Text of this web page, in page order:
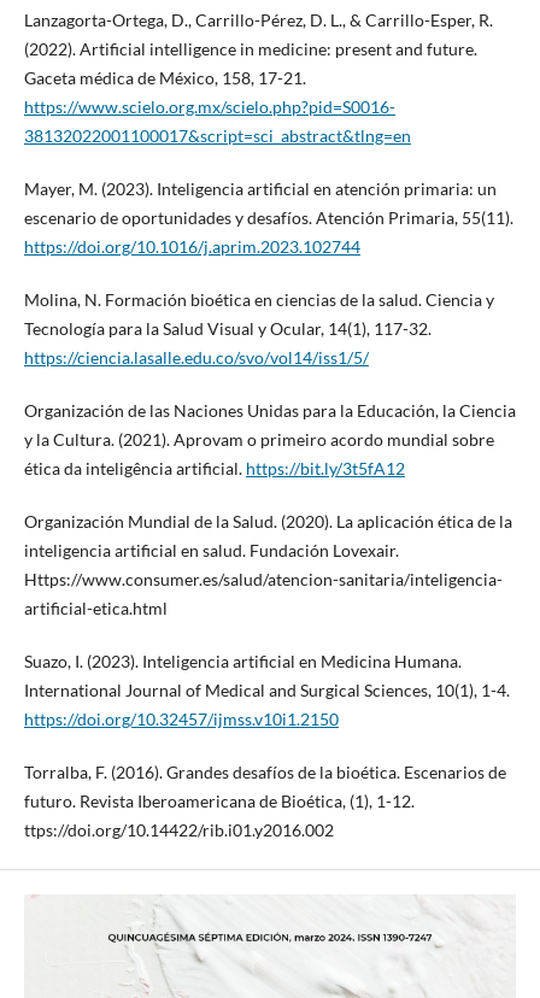
Lanzagorta-Ortega, D., Carrillo-Pérez, D. L., & Carrillo-Esper, R.
(2022). Artificial intelligence in medicine: present and future.
Gaceta médica de México, 158, 17-21.
https://www.scielo.org.mx/scielo.php?pid=S0016-
38132022001100017&script=sci_abstract&tlng=en
Mayer, M. (2023). Inteligencia artificial en atención primaria: un
escenario de oportunidades y desafíos. Atención Primaria, 55(11).
https://doi.org/10.1016/j.aprim.2023.102744
Molina, N. Formación bioética en ciencias de la salud. Ciencia y
Tecnología para la Salud Visual y Ocular, 14(1), 117-32.
https://ciencia.lasalle.edu.co/svo/vol14/iss1/5/
Organización de las Naciones Unidas para la Educación, la Ciencia
y la Cultura. (2021). Aprovam o primeiro acordo mundial sobre
ética da inteligência artificial. https://bit.ly/3t5fA12
Organización Mundial de la Salud. (2020). La aplicación ética de la
inteligencia artificial en salud. Fundación Lovexair.
Https://www.consumer.es/salud/atencion-sanitaria/inteligencia-
artificial-etica.html
Suazo, I. (2023). Inteligencia artificial en Medicina Humana.
International Journal of Medical and Surgical Sciences, 10(1), 1-4.
https://doi.org/10.32457/ijmss.v10i1.2150
Torralba, F. (2016). Grandes desafíos de la bioética. Escenarios de
futuro. Revista Iberoamericana de Bioética, (1), 1-12.
ttps://doi.org/10.14422/rib.i01.y2016.002